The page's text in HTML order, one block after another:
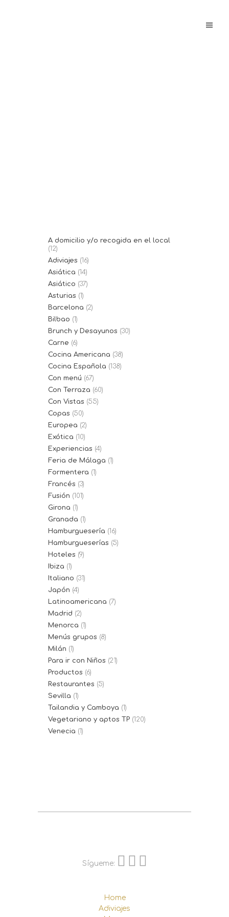
A domicilio y/o recogida en el local
(12)
Adiviajes (16)
Asiática (14)
Asiático (37)
Asturias (1)
Barcelona (2)
Bilbao (1)
Brunch y Desayunos (30)
Carne (6)
Cocina Americana (38)
Cocina Española (138)
Con menú (67)
Con Terraza (60)
Con Vistas (55)
Copas (50)
Europea (2)
Exótica (10)
Experiencias (4)
Feria de Málaga (1)
Formentera (1)
Francés (3)
Fusión (101)
Girona (1)
Granada (1)
Hamburguesería (16)
Hamburgueserías (5)
Hoteles (9)
Ibiza (1)
Italiano (31)
Japón (4)
Latinoamericana (7)
Madrid (2)
Menorca (1)
Menús grupos (8)
Milán (1)
Para ir con Niños (21)
Productos (6)
Restaurantes (5)
Sevilla (1)
Tailandia y Camboya (1)
Vegetariano y aptos TP (120)
Venecia (1)
Sígueme:
Home
Adiviajes